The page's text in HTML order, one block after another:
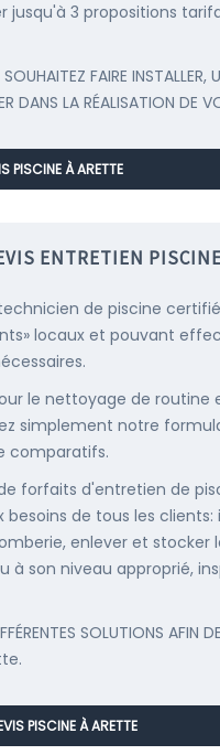
jusqu'à 3 propositions
FAIRE INSTALLER,
LA RÉALISATION DE
PISCINE À ARETTE
ENTRETIEN
de piscine
locaux et pouvant
le nettoyage de routine
simplement notre
comparatifs.
forfaits d'entretien de
de tous les clients:
enlever et stocker
à son niveau approprié,
SOLUTIONS AFIN
PISCINE À ARETTE